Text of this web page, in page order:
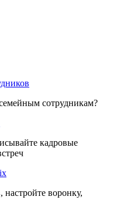
сотрудникам?
кадровые
настройте воронку,